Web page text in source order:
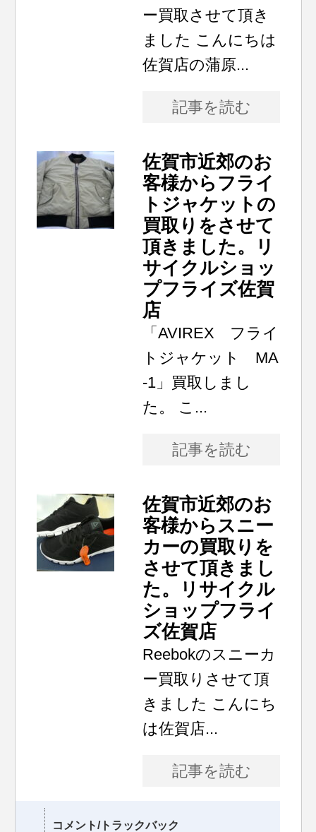
ー買取させて頂き
ました こんにちは
佐賀店の蒲原...
記事を読む
佐賀市近郊のお
客様からフライ
トジャケットの
買取りをさせて
頂きました。リ
サイクルショッ
プフライズ佐賀
店
「AVIREX フライ
トジャケット MA
-1」買取しまし
た。 こ...
記事を読む
佐賀市近郊のお
客様からスニー
カーの買取りを
させて頂きまし
た。リサイクル
ショップフライ
ズ佐賀店
Reebokのスニーカ
ー買取りさせて頂
きました こんにち
は佐賀店...
記事を読む
コメント/トラックバック